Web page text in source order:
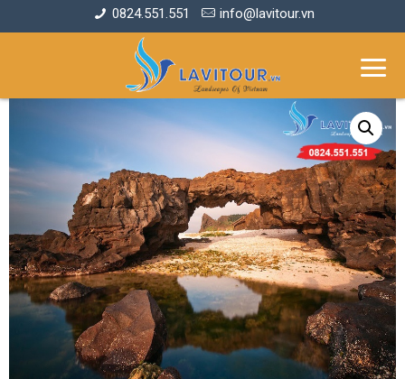
0824.551.551 info@lavitour.vn